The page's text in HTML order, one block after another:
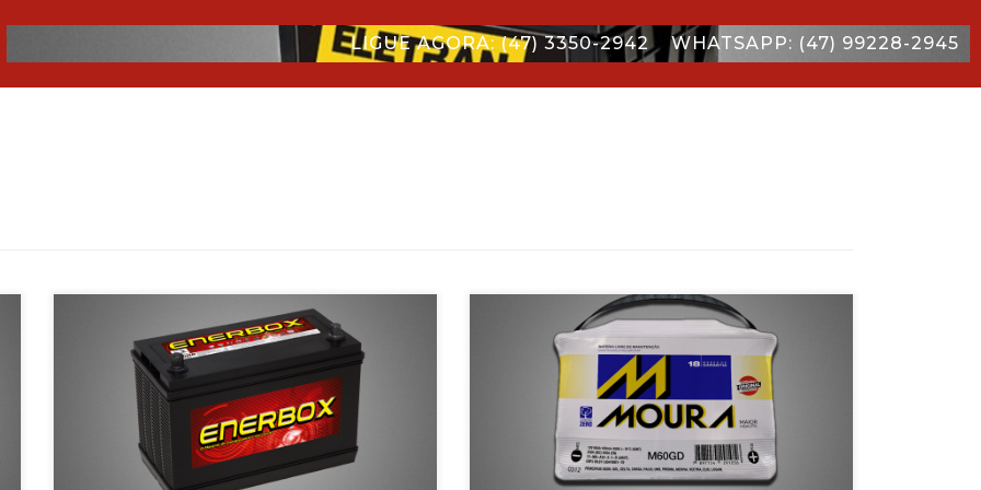
LIGUE AGORA: (47) 3350-2942 WHATSAPP: (47) 99228-2945
As baterias Enerbox da linha pesada são produzidas pela Ind e
Com Ampersul, com fabrica situada no município de Pouso […]
Para as condições adversas que os veículos enfrentam no dia a
dia, a Moura desenvolveu conexões internas mais sofisticadas